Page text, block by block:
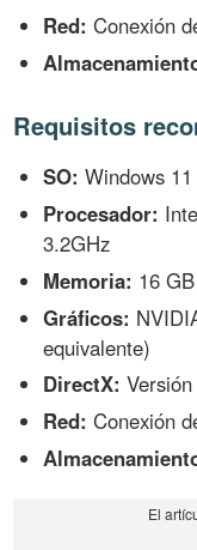
Red: Conexión
Requisitos
SO: Windows 11
Procesador:
3.2GHz
Memoria: 16
Gráficos:
equivalente)
DirectX:
Red: Conexión